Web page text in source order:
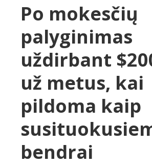
Po mokesčių
palyginimas
uždirbant
už metus, kai
pildoma kaip
bendrai